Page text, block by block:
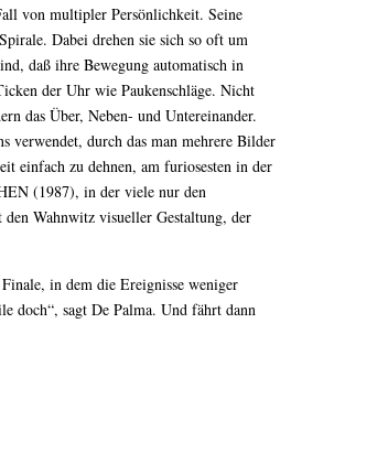
von multipler Persönlichkeit. Seine
Dabei drehen sie sich so oft um
daß ihre Bewegung automatisch in
der Uhr wie Paukenschläge. Nicht
das Über, Neben- und Untereinander.
verwendet, durch das man mehrere Bilder
einfach zu dehnen, am furiosesten in der
(1987), in der viele nur den
Wahnwitz visueller Gestaltung, der
in dem die Ereignisse weniger
doch“, sagt De Palma. Und fährt dann